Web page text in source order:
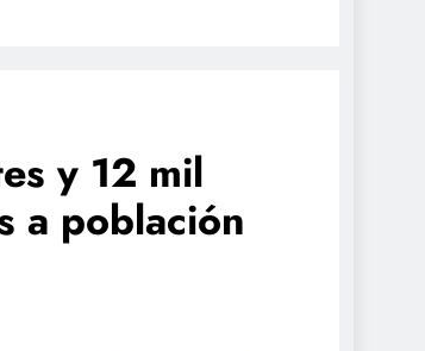
y 12 mil
a población